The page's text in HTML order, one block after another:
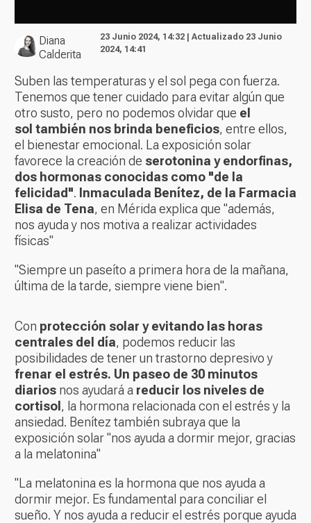
Diana
Calderita
23 Junio 2024, 14:32 | Actualizado 23 Junio
2024, 14:41
Suben las temperaturas y el sol pega con fuerza.
Tenemos que tener cuidado para evitar algún que
otro susto, pero no podemos olvidar que el
sol también nos brinda beneficios, entre ellos,
el bienestar emocional. La exposición solar
favorece la creación de serotonina y endorfinas,
dos hormonas conocidas como "de la
felicidad". Inmaculada Benítez, de la Farmacia
Elisa de Tena, en Mérida explica que "además,
nos ayuda y nos motiva a realizar actividades
físicas"
"Siempre un paseíto a primera hora de la mañana,
última de la tarde, siempre viene bien".
Con protección solar y evitando las horas
centrales del día, podemos reducir las
posibilidades de tener un trastorno depresivo y
frenar el estrés. Un paseo de 30 minutos
diarios nos ayudará a reducir los niveles de
cortisol , la hormona relacionada con el estrés y la
ansiedad. Benítez también subraya que la
exposición solar "nos ayuda a dormir mejor, gracias
a la melatonina"
"La melatonina es la hormona que nos ayuda a
dormir mejor. Es fundamental para conciliar el
sueño. Y nos ayuda a reducir el estrés porque ayuda